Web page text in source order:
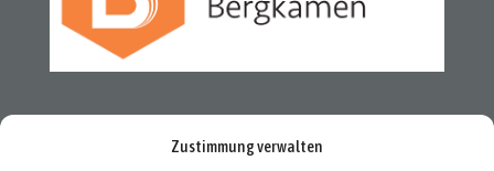
Zustimmung verwalten